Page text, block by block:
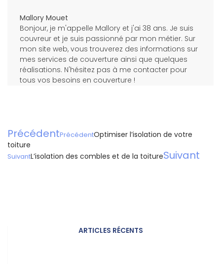
Mallory Mouet
Bonjour, je m'appelle Mallory et j'ai 38 ans. Je suis
couvreur et je suis passionné par mon métier. Sur
mon site web, vous trouverez des informations sur
mes services de couverture ainsi que quelques
réalisations. N'hésitez pas à me contacter pour
tous vos besoins en couverture !
PrécédentPrécédentOptimiser l’isolation de votre
toiture
SuivantL’isolation des combles et de la toitureSuivant
ARTICLES RÉCENTS